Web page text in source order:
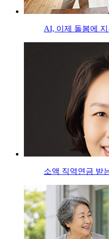
AI, 이제 돌봄에
소액 직역연금 받